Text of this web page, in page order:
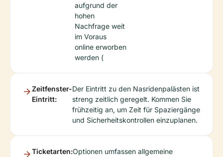
aufgrund der
hohen
Nachfrage weit
im Voraus
online erworben
werden (
Zeitfenster-
Eintritt:
Der Eintritt zu den Nasridenpalästen ist
streng zeitlich geregelt. Kommen Sie
frühzeitig an, um Zeit für Spaziergänge
und Sicherheits­kontrollen einzuplanen.
Ticketarten:Optionen umfassen allgemeine